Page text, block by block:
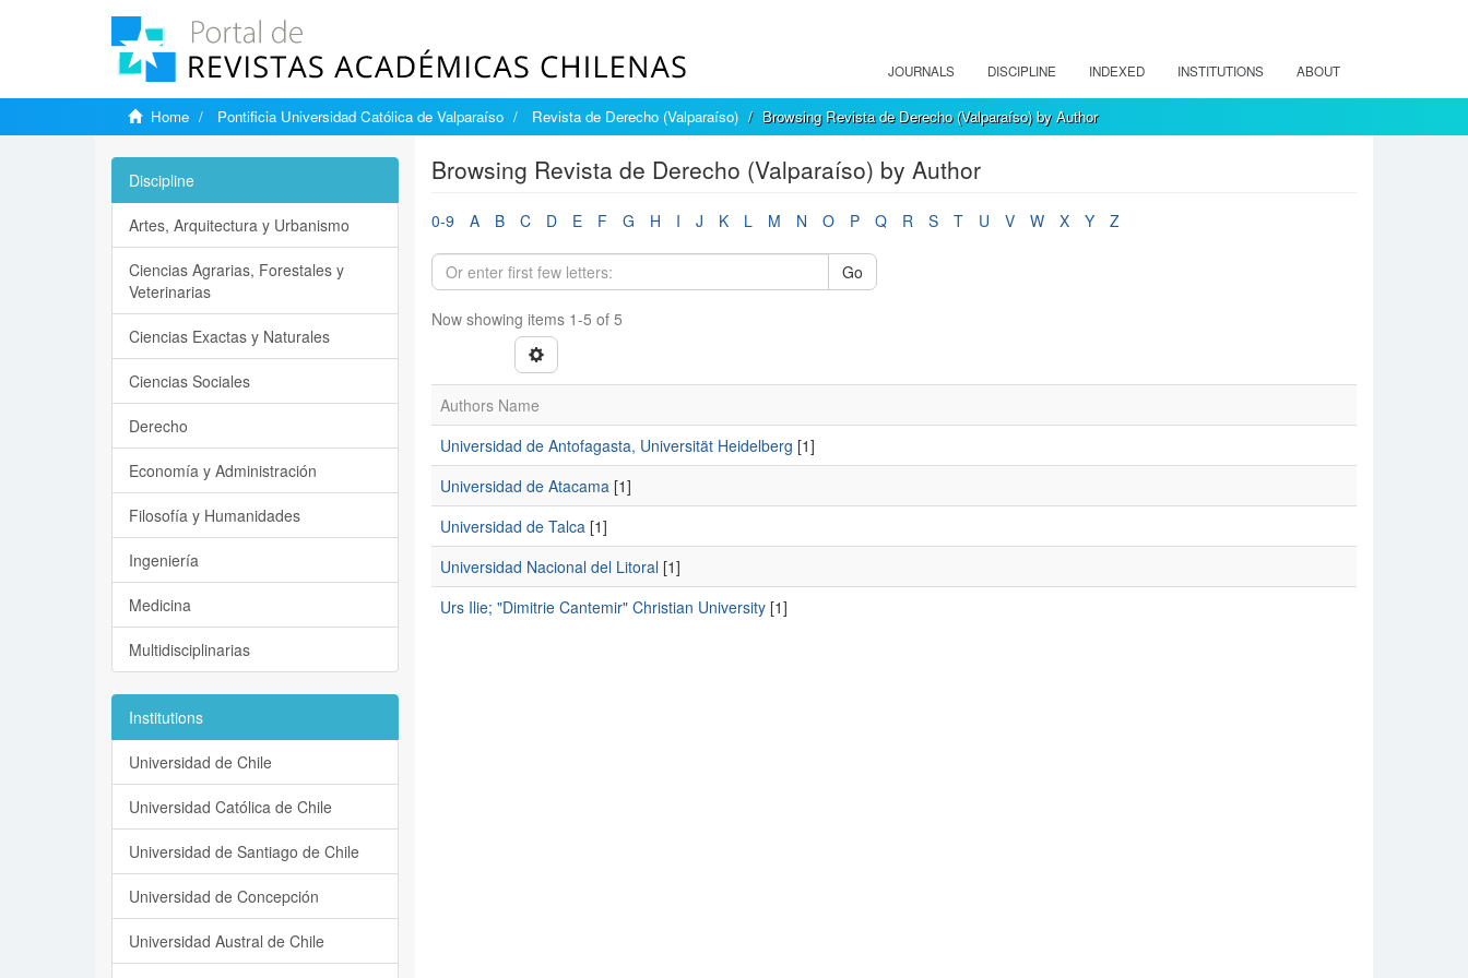
JOURNALS DISCIPLINE INDEXED INSTITUTIONS ABOUT
Home Pontificia Universidad Católica de Valparaíso Revista de Derecho (Valparaíso) Browsing Revista de Derecho (Valparaíso) by Author
Browsing Revista de Derecho (Valparaíso) by Author
0-9 A B C D E F G H I J K L M N O P Q R S T U V W X Y Z
Go
Now showing items 1-5 of 5
Authors Name
Universidad de Antofagasta, Universität Heidelberg [1]
Universidad de Atacama[1]
Universidad de Talca[1]
Universidad Nacional del Litoral[1]
Urs Ilie; "Dimitrie Cantemir" Christian University[1]
Discipline
Artes, Arquitectura y Urbanismo
Ciencias Agrarias, Forestales y
Veterinarias
Ciencias Exactas y Naturales
Ciencias Sociales
Derecho
Economía y Administración
Filosofía y Humanidades
Ingeniería
Medicina
Multidisciplinarias
Institutions
Universidad de Chile
Universidad Católica de Chile
Universidad de Santiago de Chile
Universidad de Concepción
Universidad Austral de Chile